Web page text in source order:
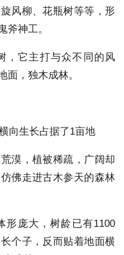
风柳、花瓶树等等，形
斧神工。
，它主打与众不同的风
面，独木成林。
向生长占据了1亩地
漠，植被稀疏，广阔却
佛走进古木参天的森林
形庞大，树龄已有1100
个子，反而贴着地面横